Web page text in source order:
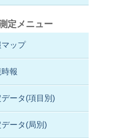
定メニュー
ップ
報
ータ(項目別)
ータ(局別)